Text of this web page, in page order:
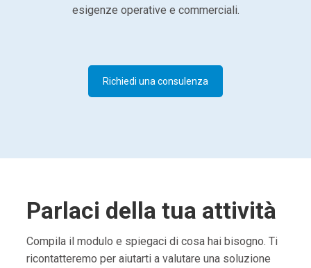
esigenze operative e commerciali.
Richiedi una consulenza
Parlaci della tua attività
Compila il modulo e spiegaci di cosa hai bisogno. Ti
ricontatteremo per aiutarti a valutare una soluzione